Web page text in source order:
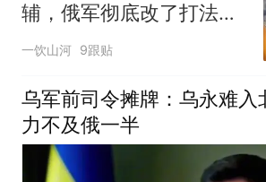
辅，俄军彻底改了打法，
乌方经济命脉一夜被断
一饮山河 9跟贴
乌军前司令摊牌：乌永难入
力不及俄一半